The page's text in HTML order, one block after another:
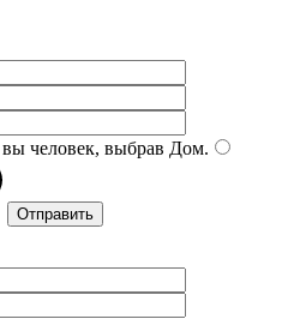
человек, выбрав Дом.